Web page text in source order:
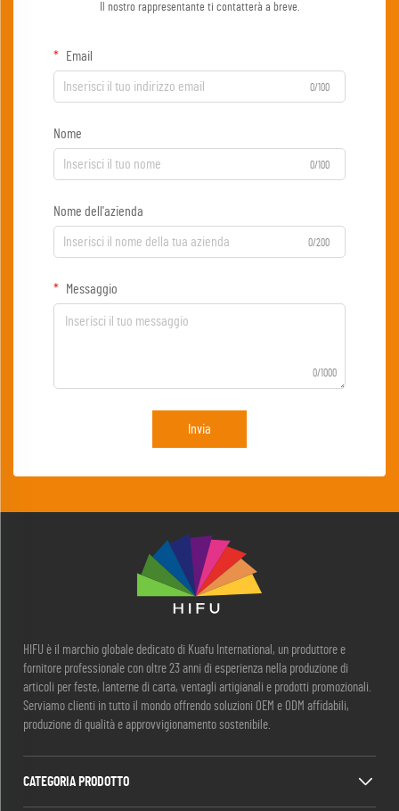
Il nostro rappresentante ti contatterà a breve.
Email
0/100
Nome
0/100
Nome dell'azienda
0/200
Messaggio
0/1000
Invia
HIFU è il marchio globale dedicato di Kuafu International, un produttore e
fornitore professionale con oltre 23 anni di esperienza nella produzione di
articoli per feste, lanterne di carta, ventagli artigianali e prodotti promozionali.
Serviamo clienti in tutto il mondo offrendo soluzioni OEM e ODM affidabili,
produzione di qualità e approvvigionamento sostenibile.
CATEGORIA PRODOTTO